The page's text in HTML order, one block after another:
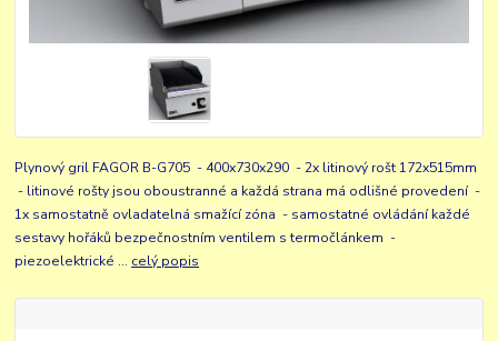
Plynový gril FAGOR B-G705 - 400x730x290 - 2x litinový rošt 172x515mm
- litinové rošty jsou oboustranné a každá strana má odlišné provedení -
1x samostatně ovladatelná smažící zóna - samostatné ovládání každé
sestavy hořáků bezpečnostním ventilem s termočlánkem -
piezoelektrické ... celý popis